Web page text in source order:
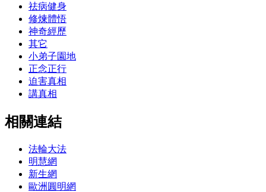
祛病健身
修煉體悟
神奇經歷
其它
小弟子園地
正念正行
迫害真相
講真相
相關連結
法輪大法
明慧網
新生網
歐洲圓明網